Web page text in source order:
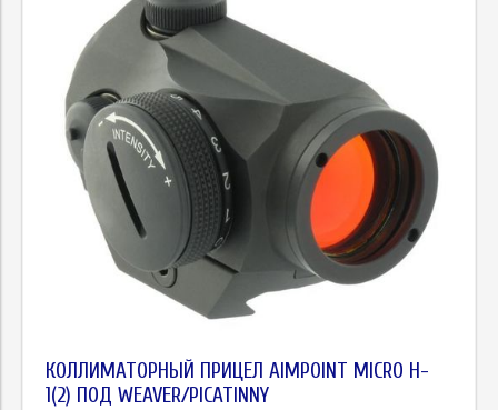
КОЛЛИМАТОРНЫЙ ПРИЦЕЛ AIMPOINT MICRO H-
1(2) ПОД WEAVER/PICATINNY